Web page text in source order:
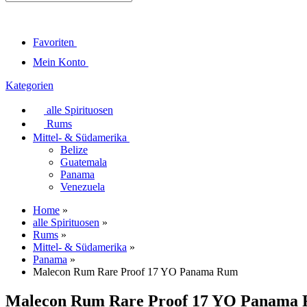
Favoriten
Mein Konto
Kategorien
alle Spirituosen
Rums
Mittel- & Südamerika
Belize
Guatemala
Panama
Venezuela
Home »
alle Spirituosen »
Rums »
Mittel- & Südamerika »
Panama »
Malecon Rum Rare Proof 17 YO Panama Rum
Malecon Rum Rare Proof 17 YO Panama